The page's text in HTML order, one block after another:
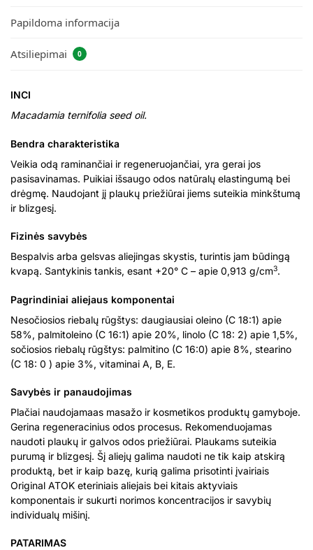
Papildoma informacija
Atsiliepimai 0
INCI
Macadamia ternifolia seed oil.
Bendra charakteristika
Veikia odą raminančiai ir regeneruojančiai, yra gerai jos
pasisavinamas. Puikiai išsaugo odos natūralų elastingumą bei
drėgmę. Naudojant jį plaukų priežiūrai jiems suteikia minkštumą
ir blizgesį.
Fizinės savybės
Bespalvis arba gelsvas aliejingas skystis, turintis jam būdingą
kvapą. Santykinis tankis, esant +20° C – apie 0,913 g/cm3.
Pagrindiniai aliejaus komponentai
Nesočiosios riebalų rūgštys: daugiausiai oleino (C 18:1) apie
58%, palmitoleino (C 16:1) apie 20%, linolo (C 18: 2) apie 1,5%,
sočiosios riebalų rūgštys: palmitino (C 16:0) apie 8%, stearino
(C 18: 0 ) apie 3%, vitaminai A, B, E.
Savybės ir panaudojimas
Plačiai naudojamaas masažo ir kosmetikos produktų gamyboje.
Gerina regeneracinius odos procesus. Rekomenduojamas
naudoti plaukų ir galvos odos priežiūrai. Plaukams suteikia
purumą ir blizgesį. Šį aliejų galima naudoti ne tik kaip atskirą
produktą, bet ir kaip bazę, kurią galima prisotinti įvairiais
Original ATOK eteriniais aliejais bei kitais aktyviais
komponentais ir sukurti norimos koncentracijos ir savybių
individualų mišinį.
PATARIMAS